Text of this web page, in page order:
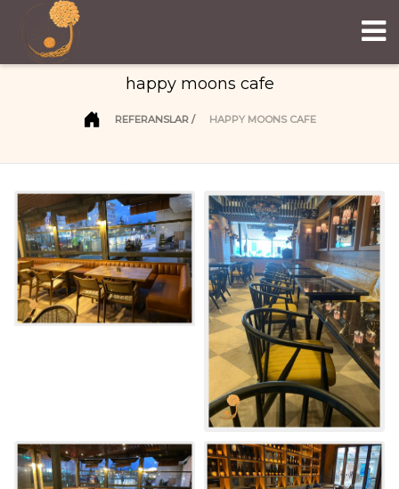
happy moons cafe
REFERANSLAR HAPPY MOONS CAFE